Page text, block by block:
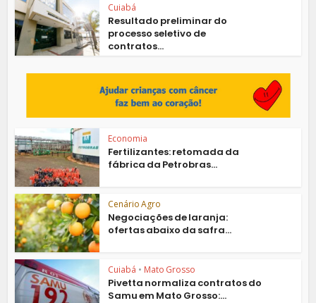
Cuiabá
Resultado preliminar do
processo seletivo de
contratos...
Economia
Fertilizantes: retomada da
fábrica da Petrobras...
Cenário Agro
Negociações de laranja:
ofertas abaixo da safra...
Cuiabá • Mato Grosso
Pivetta normaliza contratos do
Samu em Mato Grosso:...